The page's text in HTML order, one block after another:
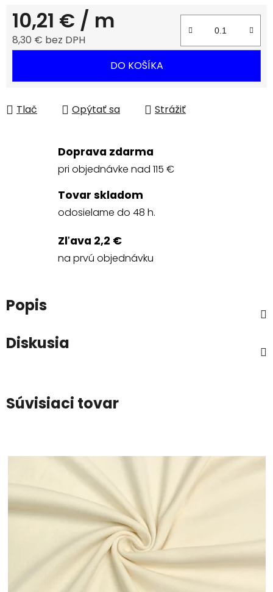
10,21 € / m
8,30 € bez DPH
DO KOŠÍKA
Tlač Opýtať sa Strážiť
Doprava zdarma
pri objednávke nad 115 €
Tovar skladom
odosielame do 48 h.
Zľava 2,2 €
na prvú objednávku
Popis
Diskusia
Súvisiaci tovar